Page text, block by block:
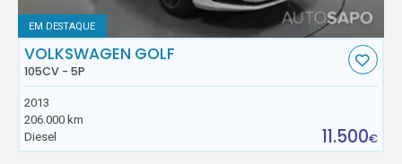
EM DESTAQUE
VOLKSWAGEN GOLF
105CV - 5P
2013
206.000 km
Diesel
11.500€